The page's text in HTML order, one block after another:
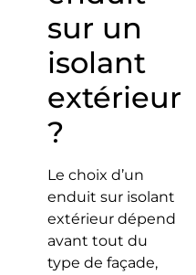
sur un
isolant
extérieur
?
Le choix d’un
enduit sur isolant
extérieur dépend
avant tout du
type de façade,